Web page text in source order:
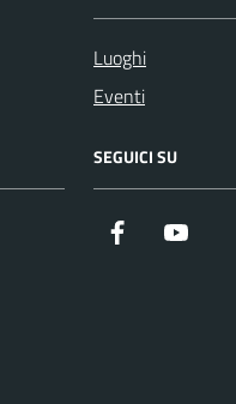
Luoghi
Eventi
SEGUICI SU
Facebook